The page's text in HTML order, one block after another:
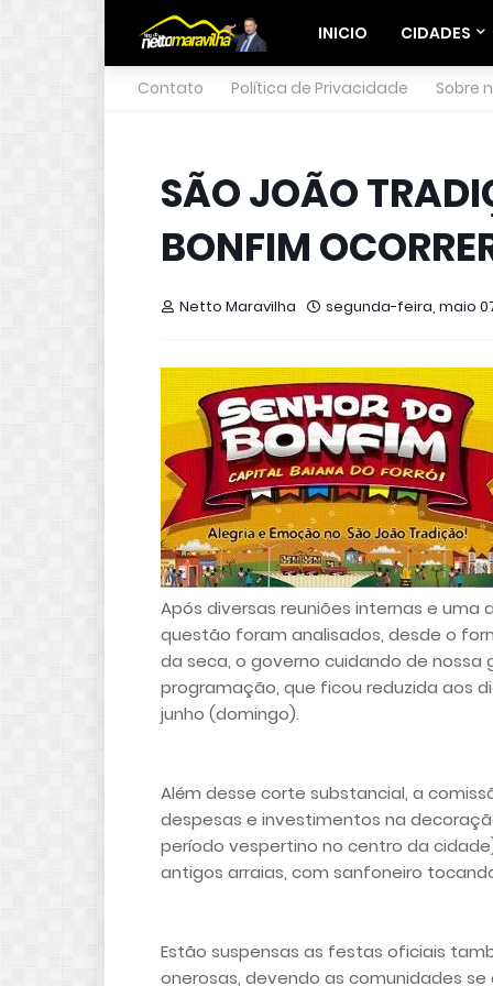
INICIO CIDADES
Contato Política de Privacidade Sobre
SÃO JOÃO
BONFIM
Netto Maravilha segunda-feira, maio
Após diversas reuniões internas e uma
questão foram analisados, desde o
da seca, o governo cuidando de
programação, que ficou reduzida aos
junho (domingo).
Além desse corte substancial, a
despesas e investimentos na
período vespertino no centro da
antigos arraias, com sanfoneiro
Estão suspensas as festas oficiais
onerosas, devendo as comunidades